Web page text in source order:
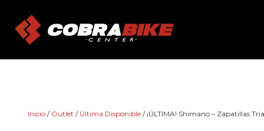
content
Inicio / Outlet / Última Disponible / ¡ÚLTIMA! Shimano – Zapatillas